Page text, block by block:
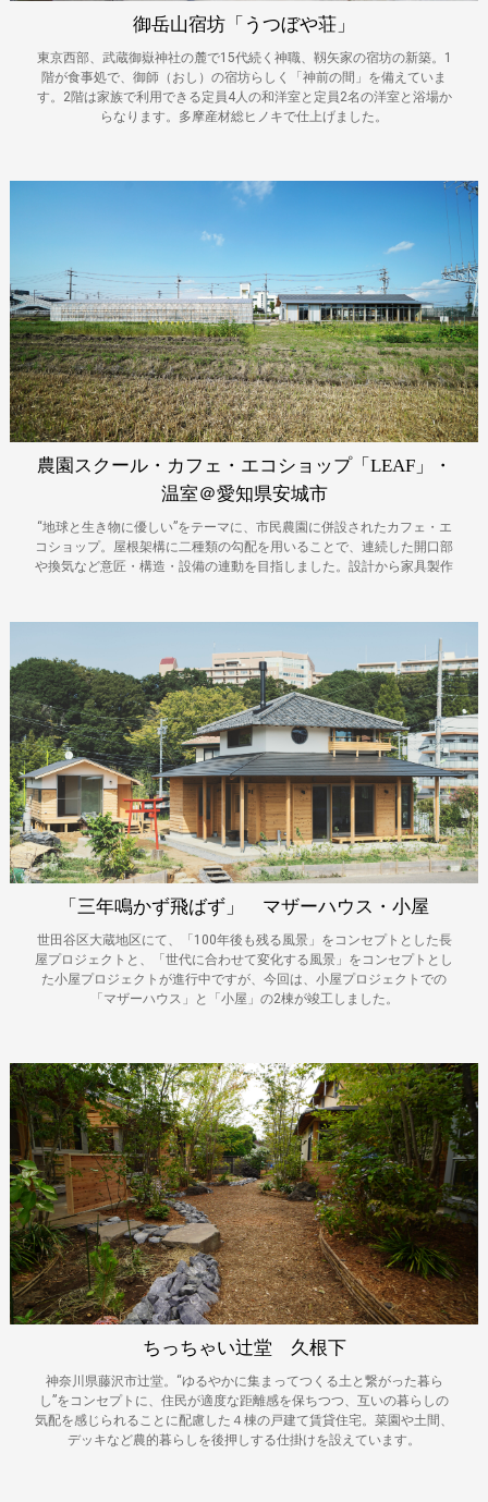
御岳山宿坊「うつぼや荘」
東京西部、武蔵御嶽神社の麓で15代続く神職、靱矢家の宿坊の新築。1
階が食事処で、御師（おし）の宿坊らしく「神前の間」を備えていま
す。2階は家族で利用できる定員4人の和洋室と定員2名の洋室と浴場か
らなります。多摩産材総ヒノキで仕上げました。
農園スクール・カフェ・エコショップ「LEAF」・
温室＠愛知県安城市
“地球と生き物に優しい”をテーマに、市民農園に併設されたカフェ・エ
コショップ。屋根架構に二種類の勾配を用いることで、連続した開口部
や換気など意匠・構造・設備の連動を目指しました。設計から家具製作
「三年鳴かず飛ばず」 マザーハウス・小屋
世田谷区大蔵地区にて、「100年後も残る風景」をコンセプトとした長
屋プロジェクトと、「世代に合わせて変化する風景」をコンセプトとし
た小屋プロジェクトが進行中ですが、今回は、小屋プロジェクトでの
「マザーハウス」と「小屋」の2棟が竣工しました。
ちっちゃい辻堂 久根下
神奈川県藤沢市辻堂。“ゆるやかに集まってつくる土と繋がった暮ら
し”をコンセプトに、住民が適度な距離感を保ちつつ、互いの暮らしの
気配を感じられることに配慮した４棟の戸建て賃貸住宅。菜園や土間、
デッキなど農的暮らしを後押しする仕掛けを設えています。